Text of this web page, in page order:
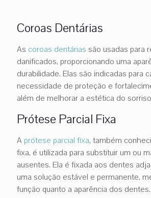
Coroas Dentárias
As coroas dentárias são usadas para
danificados, proporcionando uma
durabilidade. Elas são indicadas para
necessidade de proteção e
além de melhorar a estética do
Prótese Parcial Fixa
Aprótese parcial fixa, também
fixa, é utilizada para substituir um ou
ausentes. Ela é fixada aos dentes
uma solução estável e permanente,
função quanto a aparência dos dentes.